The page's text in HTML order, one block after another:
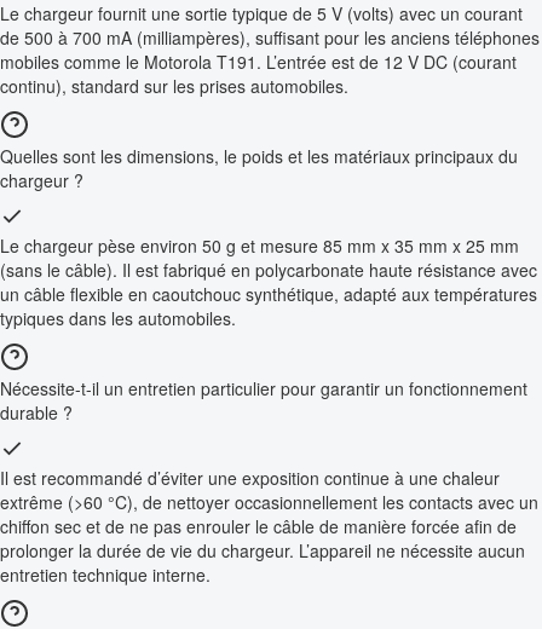
Le chargeur fournit une sortie typique de 5 V (volts) avec un courant
de 500 à 700 mA (milliampères), suffisant pour les anciens téléphones
mobiles comme le Motorola T191. L’entrée est de 12 V DC (courant
continu), standard sur les prises automobiles.
Quelles sont les dimensions, le poids et les matériaux principaux du
chargeur ?
Le chargeur pèse environ 50 g et mesure 85 mm x 35 mm x 25 mm
(sans le câble). Il est fabriqué en polycarbonate haute résistance avec
un câble flexible en caoutchouc synthétique, adapté aux températures
typiques dans les automobiles.
Nécessite-t-il un entretien particulier pour garantir un fonctionnement
durable ?
Il est recommandé d’éviter une exposition continue à une chaleur
extrême (>60 °C), de nettoyer occasionnellement les contacts avec un
chiffon sec et de ne pas enrouler le câble de manière forcée afin de
prolonger la durée de vie du chargeur. L’appareil ne nécessite aucun
entretien technique interne.